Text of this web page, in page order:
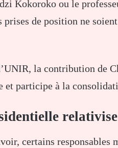
Kokoroko ou le
de position ne
la contribution de
participe à la
certains responsables